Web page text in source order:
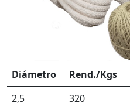
Diámetro Rend./Kgs
2,5
320